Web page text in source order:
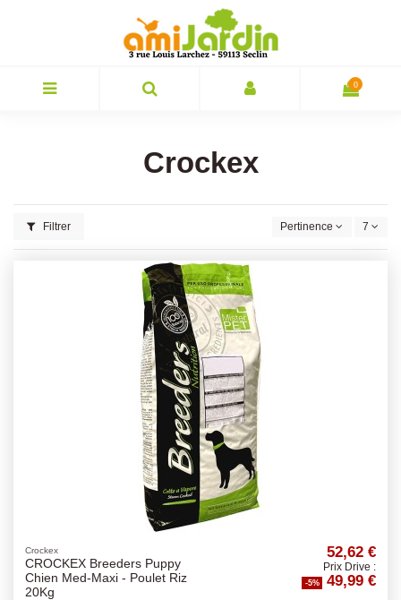
0
Crockex
Filtrer Pertinence 7
Crockex
CROCKEX Breeders Puppy
Chien Med-Maxi - Poulet Riz
20Kg
52,62 €
Prix Drive :
-5% 49,99 €